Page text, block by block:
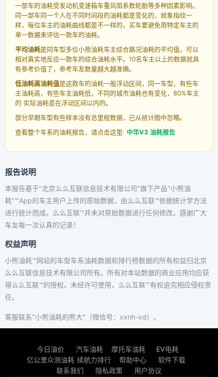
一部车的油耗受发动机变速箱车重风阻系数轮胎等多种因素影响。
同一部车同一个人在不同时间段的油耗都是变化的，就象指纹一
样，每位车主的油耗曲线都是不一样的，买车要避免用特定车主的
单一数据来评估一款车的油耗。
平均油耗是同车型多位小熊油耗车主综合路况油耗的平均值，可以
相对真实地反应一款车的综合油耗水平。10名车主以上的数据就具
有参考价值了，参考车友数量越大越准确。
低油耗高油耗值是这款车的油耗一般浮动区间，同一车型，有些车
主油耗高，有些车主油耗低，不同的城市油耗也有变化，80%车主
的 实际油耗是在浮动区间以内的。
部分早期车型有些样本没有总里程数据，已从统计图中忽略。
查看整个车系的油耗报告，请点击这里: 中华V3 油耗报告
报告说明
本报告基于"北京么么互联信息技术有限公司"旗下产品"小熊油
耗"™App的车主用户上传的原始数据，由么么互联™依据统计学方法
进行统计而成。么么互联™并未对原始数据进行任何修改。感谢广大
车友每一次认真的记录！
权益声明
小熊油耗™网站的车型车系油耗数据和排行榜数据的所有权益归北京
么么互联信息技术有限公司所有。所有对本站数据的商业应用均应获
得么么互联™的授权。未经许可使用，么么互联™有权追究相应侵权责
任。
客服联系"小熊油耗的熊大"（微信号：xxnh-xd）。
今日油价 汽车油耗 摩托车油耗
EV电耗
亿公里众测油耗 续航力排行 帮助中心
软件下载
联系我们
隐私政策 用户协议